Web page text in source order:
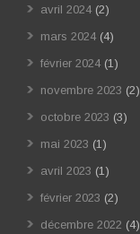
avril 2024 (2)
mars 2024 (4)
février 2024 (1)
novembre 2023 (2)
octobre 2023 (3)
mai 2023 (1)
avril 2023 (1)
février 2023 (2)
décembre 2022 (4)